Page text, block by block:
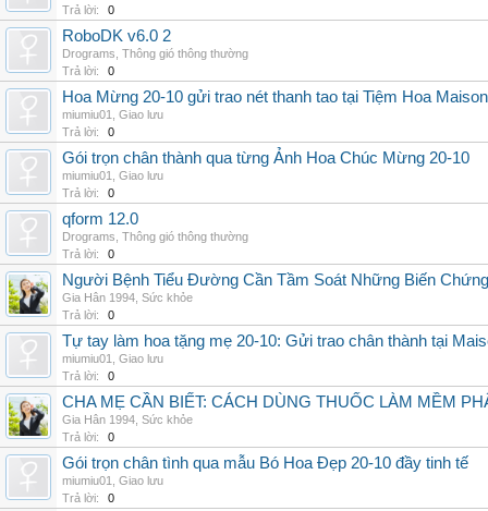
Trả lời:
0
RoboDK v6.0 2
Drograms Thông gió thông thường
Trả lời:
0
Hoa Mừng 20-10 gửi trao nét thanh tao tại Tiệm Hoa Maison
miumiu01
Giao lưu
Trả lời:
0
Gói trọn chân thành qua từng Ảnh Hoa Chúc Mừng 20-10
miumiu01
Giao lưu
Trả lời:
0
qform 12.0
Drograms Thông gió thông thường
Trả lời:
0
Người Bệnh Tiểu Đường Cần Tầm Soát Những Biến
Gia Hân 1994 Sức khỏe
Trả lời:
0
Tự tay làm hoa tặng mẹ 20-10: Gửi trao chân thành tại
miumiu01
Giao lưu
Trả lời:
0
CHA MẸ CẦN BIẾT: CÁCH DÙNG THUỐC LÀM MỀM
Gia Hân 1994 Sức khỏe
Trả lời:
0
Gói trọn chân tình qua mẫu Bó Hoa Đẹp 20-10 đầy tinh tế
miumiu01
Giao lưu
Trả lời:
0